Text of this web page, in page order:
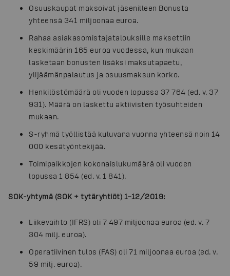
Osuuskaupat maksoivat jäsenilleen Bonusta
yhteensä 341 miljoonaa euroa.
Rahaa asiakasomistajatalouksille maksettiin
keskimäärin 165 euroa vuodessa, kun mukaan
lasketaan bonusten lisäksi maksutapaetu,
ylijäämänpalautus ja osuusmaksun korko.
Henkilöstömäärä oli vuoden lopussa 37 764 (ed. v. 37
931). Määrä on laskettu aktiivisten työsuhteiden
mukaan.
S-ryhmä työllistää kuluvana vuonna yhteensä noin 14
000 kesätyöntekijää.
Toimipaikkojen kokonaislukumäärä oli vuoden
lopussa 1 854 (ed. v. 1 841).
SOK-yhtymä (SOK + tytäryhtiöt) 1–12/2019:
Liikevaihto (IFRS) oli 7 497 miljoonaa euroa (ed. v. 7
304 milj. euroa).
Operatiivinen tulos (FAS) oli 71 miljoonaa euroa (ed. v.
59 milj. euroa).